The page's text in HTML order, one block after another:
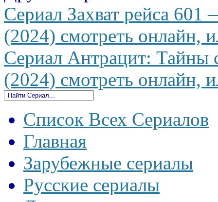
Сериал Захват рейса
(2024) смотреть онлайн,
Сериал Антрацит:
(2024) смотреть онлайн,
Список Всех Сериалов
Главная
Зарубежные сериалы
Русские сериалы